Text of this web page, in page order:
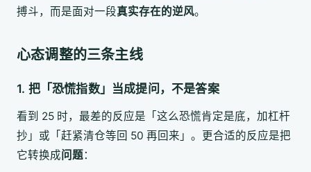
搏斗，而是面对一段真实存在的逆风。
心态调整的三条主线
1. 把「恐慌指数」当成提问，不是答案
看到 25 时，最差的反应是「这么恐慌肯定是底，加杠杆
抄」或「赶紧清仓等回 50 再回来」。更合适的反应是把
它转换成问题：